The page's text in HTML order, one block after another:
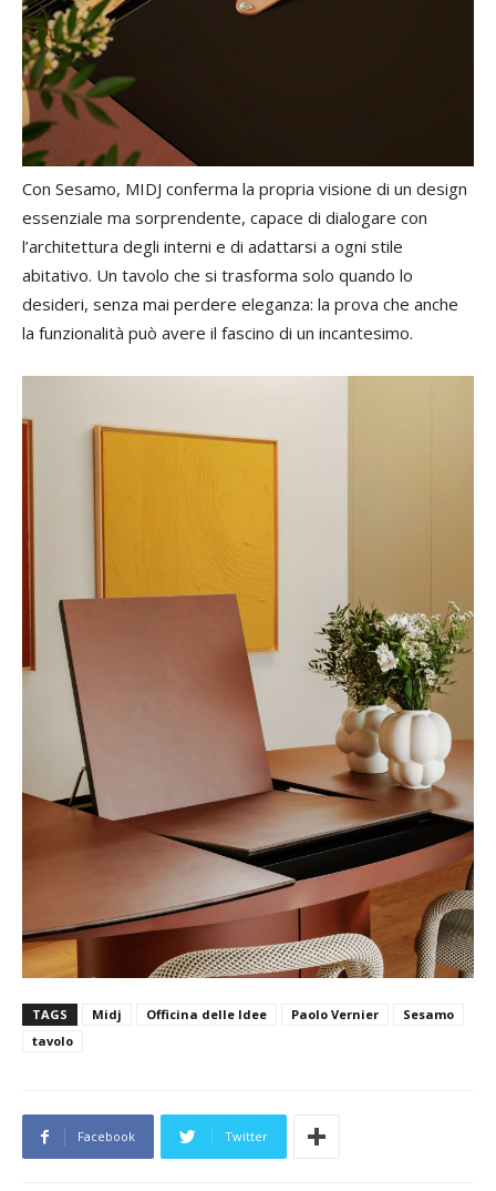
Con Sesamo, MIDJ conferma la propria visione di un design
essenziale ma sorprendente, capace di dialogare con
l’architettura degli interni e di adattarsi a ogni stile
abitativo. Un tavolo che si trasforma solo quando lo
desideri, senza mai perdere eleganza: la prova che anche
la funzionalità può avere il fascino di un incantesimo.
TAGS Midj Officina delle Idee Paolo Vernier
Sesamo
tavolo
Facebook Twitter